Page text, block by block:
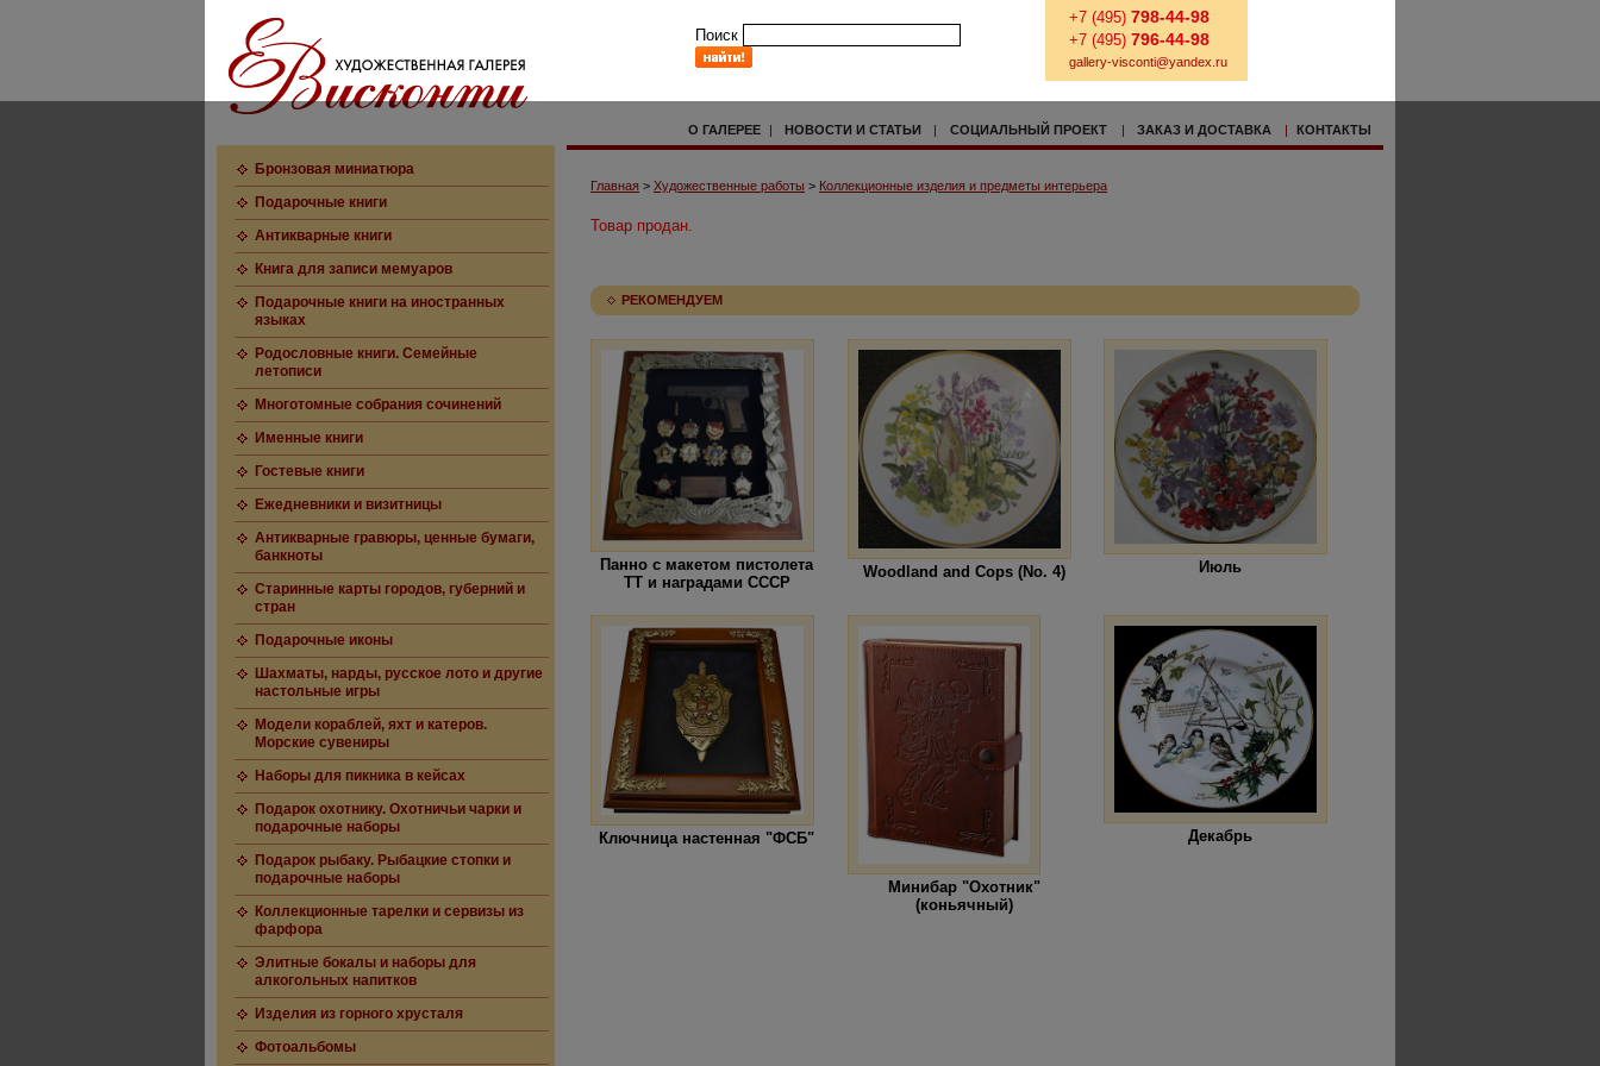
Поиск
+7 (495) 798-44-98
+7 (495) 796-44-98
gallery-visconti@yandex.ru
О ГАЛЕРЕЕ | НОВОСТИ И СТАТЬИ | СОЦИАЛЬНЫЙ ПРОЕКТ | ЗАКАЗ И ДОСТАВКА | КОНТАКТЫ
Бронзовая миниатюра
Подарочные книги
Антикварные книги
Книга для записи мемуаров
Подарочные книги на иностранных
языках
Родословные книги. Семейные
летописи
Многотомные собрания сочинений
Именные книги
Гостевые книги
Ежедневники и визитницы
Антикварные гравюры, ценные бумаги,
банкноты
Старинные карты городов, губерний и
стран
Подарочные иконы
Шахматы, нарды, русское лото и другие
настольные игры
Модели кораблей, яхт и катеров.
Морские сувениры
Наборы для пикника в кейсах
Подарок охотнику. Охотничьи чарки и
подарочные наборы
Подарок рыбаку. Рыбацкие стопки и
подарочные наборы
Коллекционные тарелки и сервизы из
фарфора
Элитные бокалы и наборы для
алкогольных напитков
Изделия из горного хрусталя
Фотоальбомы
Главная > Художественные работы > Коллекционные изделия и предметы интерьера
Товар продан.
РЕКОМЕНДУЕМ
Панно с макетом пистолета
ТТ и наградами СССР
Woodland and Cops (No. 4) Июль
Ключница настенная "ФСБ"
Минибар "Охотник"
(коньячный)
Декабрь